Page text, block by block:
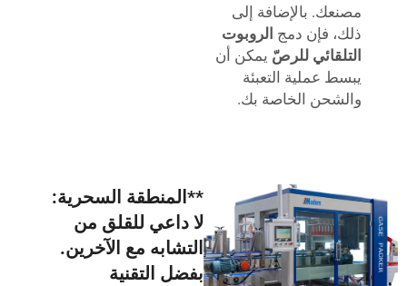
مصنعك. بالإضافة إلى
ذلك، فإن دمج الروبوت
التلقائي للرصّ يمكن أن
يبسط عملية التعبئة
والشحن الخاصة بك.
**المنطقة السحرية:
لا داعي للقلق من
التشابه مع الآخرين.
بفضل التقنية